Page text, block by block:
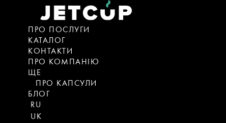
ПРО ПОСЛУГИ
КАТАЛОГ
KОНТАКТИ
ПРО КОМПАНІЮ
ЩЕ
ПРО КАПСУЛИ
БЛОГ
RU
UK